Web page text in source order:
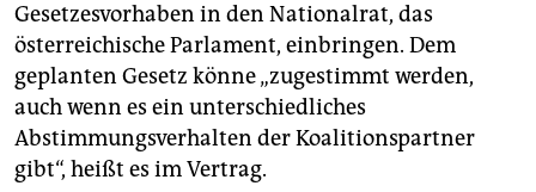
Gesetzesvorhaben in den Nationalrat, das
österreichische Parlament, einbringen. Dem
geplanten Gesetz könne „zugestimmt werden,
auch wenn es ein unterschiedliches
Abstimmungsverhalten der Koalitionspartner
gibt“, heißt es im Vertrag.